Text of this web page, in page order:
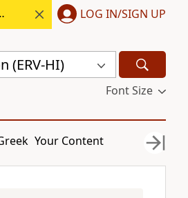
LOG IN/SIGN UP
(ERV-HI)
Font Size
Your Content